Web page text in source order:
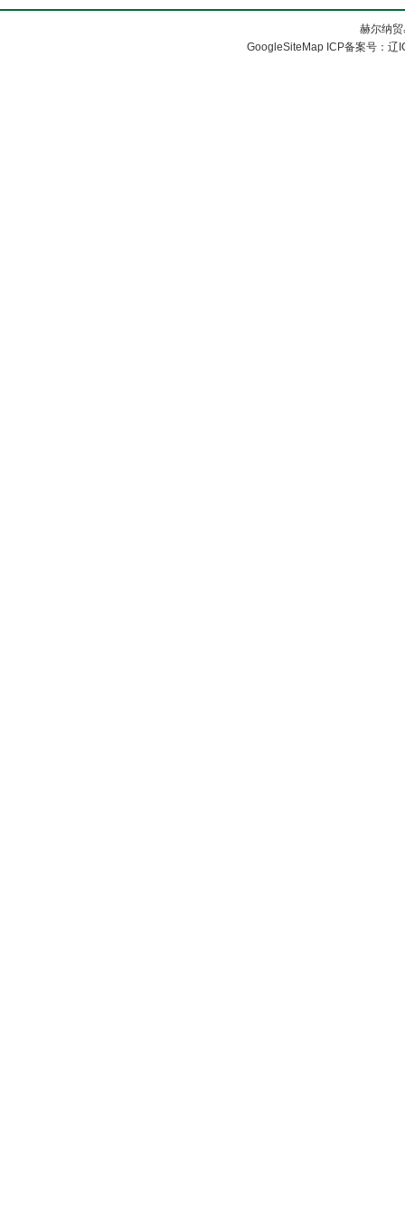
胀套
赫尔纳
GoogleSiteMap ICP备案号：辽